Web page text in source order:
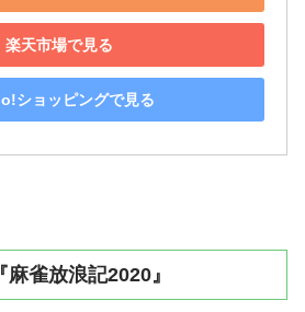
楽天市場で見る
ショッピングで見る
雀放浪記2020』